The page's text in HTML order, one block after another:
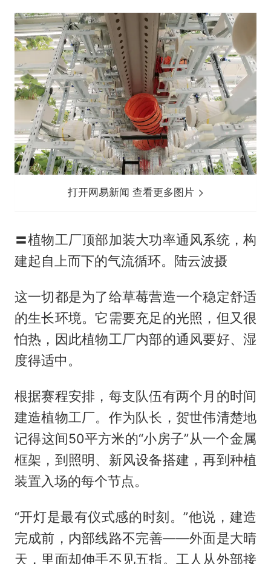
打开网易新闻 查看更多图片
〓植物工厂顶部加装大功率通风系统，构
建起自上而下的气流循环。陆云波摄
这一切都是为了给草莓营造一个稳定舒适
的生长环境。它需要充足的光照，但又很
怕热，因此植物工厂内部的通风要好、湿
度得适中。
根据赛程安排，每支队伍有两个月的时间
建造植物工厂。作为队长，贺世伟清楚地
记得这间50平方米的“小房子”从一个金属
框架，到照明、新风设备搭建，再到种植
装置入场的每个节点。
“开灯是最有仪式感的时刻。”他说，建造
完成前，内部线路不完善——外面是大晴
天，里面却伸手不见五指。工人从外部接